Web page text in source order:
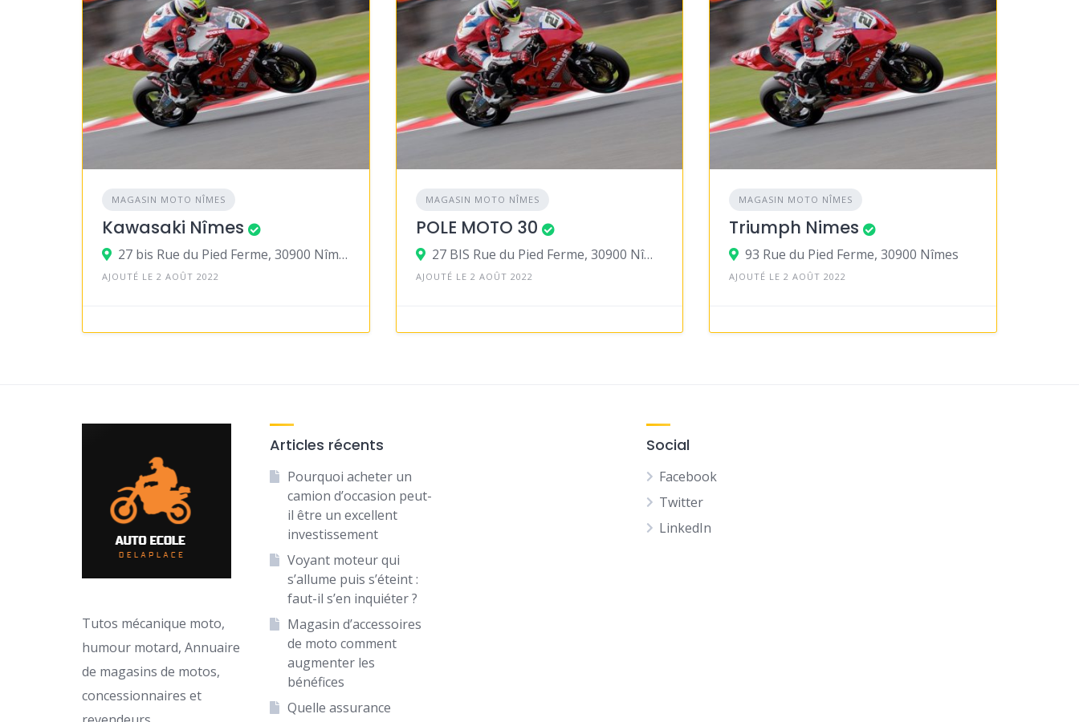
MAGASIN MOTO NÎMES
Kawasaki Nîmes
27 bis Rue du Pied Ferme, 30900 Nîmes
AJOUTÉ LE 2 AOÛT 2022
MAGASIN MOTO NÎMES
POLE MOTO 30
27 BIS Rue du Pied Ferme, 30900 Nîmes
AJOUTÉ LE 2 AOÛT 2022
MAGASIN MOTO NÎMES
Triumph Nimes
93 Rue du Pied Ferme, 30900 Nîmes
AJOUTÉ LE 2 AOÛT 2022
Tutos mécanique moto,
humour motard, Annuaire
de magasins de motos,
concessionnaires et
Articles récents
Pourquoi acheter un
camion d’occasion peut-
il être un excellent
investissement
Voyant moteur qui
s’allume puis s’éteint :
faut-il s’en inquiéter ?
Magasin d’accessoires
de moto comment
augmenter les
bénéfices
Quelle assurance
Social
Facebook
Twitter
LinkedIn